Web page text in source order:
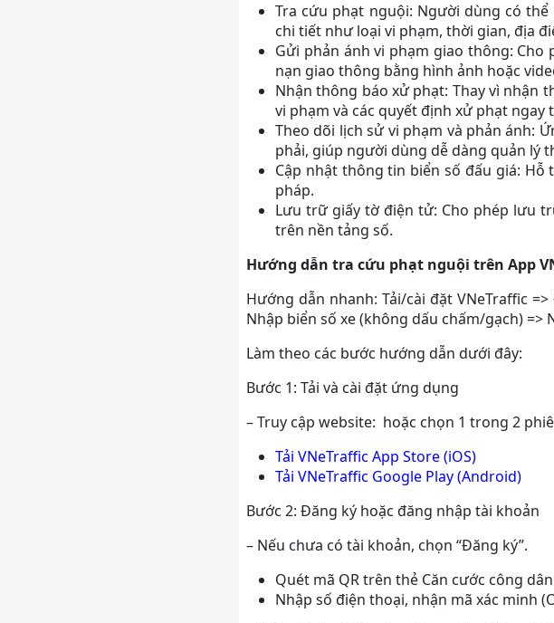
Tra cứu phạt nguội: Người dùng có
chi tiết như loại vi phạm, thời gian, địa
Gửi phản ánh vi phạm giao thông: Cho
nạn giao thông bằng hình ảnh hoặc
Nhận thông báo xử phạt: Thay vì nhận
vi phạm và các quyết định xử phạt ngay
Theo dõi lịch sử vi phạm và phản ánh:
phải, giúp người dùng dễ dàng quản lý
Cập nhật thông tin biển số đấu giá:
pháp.
Lưu trữ giấy tờ điện tử: Cho phép lưu
trên nền tảng số.
Hướng dẫn tra cứu phạt nguội trên App
Hướng dẫn nhanh: Tải/cài đặt VNeTraffic
Nhập biển số xe (không dấu chấm/gạch) =>
Làm theo các bước hướng dẫn dưới đây:
Bước 1: Tải và cài đặt ứng dụng
– Truy cập website: hoặc chọn 1 trong 2
Tải VNeTraffic App Store (iOS)
Tải VNeTraffic Google Play (Android)
Bước 2: Đăng ký hoặc đăng nhập tài khoản
– Nếu chưa có tài khoản, chọn “Đăng ký”.
Quét mã QR trên thẻ Căn cước công
Nhập số điện thoại, nhận mã xác minh